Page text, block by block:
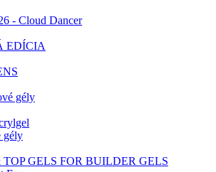
- Cloud Dancer
EDÍCIA
gély
gély
GELS FOR BUILDER GELS